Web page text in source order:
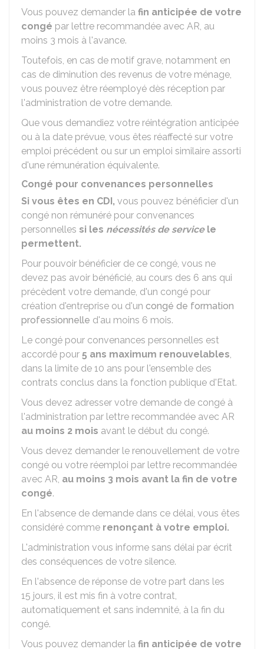
Vous pouvez demander la fin anticipée de votre
congé par lettre recommandée avec AR, au
moins 3 mois à l'avance.
Toutefois, en cas de motif grave, notamment en
cas de diminution des revenus de votre ménage,
vous pouvez être réemployé dès réception par
l'administration de votre demande.
Que vous demandiez votre réintégration anticipée
ou à la date prévue, vous êtes réaffecté sur votre
emploi précédent ou sur un emploi similaire assorti
d'une rémunération équivalente.
Congé pour convenances personnelles
Si vous êtes en CDI, vous pouvez bénéficier d'un
congé non rémunéré pour convenances
personnelles si les nécessités de servicele
permettent.
Pour pouvoir bénéficier de ce congé, vous ne
devez pas avoir bénéficié, au cours des 6 ans qui
précèdent votre demande, d'un congé pour
création d'entreprise ou d'un congé de formation
professionnelle d'au moins 6 mois.
Le congé pour convenances personnelles est
accordé pour 5 ans maximum renouvelables,
dans la limite de 10 ans pour l'ensemble des
contrats conclus dans la fonction publique d'Etat.
Vous devez adresser votre demande de congé à
l'administration par lettre recommandée avec AR
au moins 2 mois avant le début du congé.
Vous devez demander le renouvellement de votre
congé ou votre réemploi par lettre recommandée
avec AR, au moins 3 mois avant la fin de votre
congé.
En l'absence de demande dans ce délai, vous êtes
considéré comme renonçant à votre emploi.
L'administration vous informe sans délai par écrit
des conséquences de votre silence.
En l'absence de réponse de votre part dans les
15 jours, il est mis fin à votre contrat,
automatiquement et sans indemnité, à la fin du
congé.
Vous pouvez demander la fin anticipée de votre